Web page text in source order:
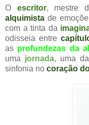
O escritor, mestre
alquimista de
com a tinta da
odisseia entre
as profundezas da
uma jornada, uma
sinfonia no coração